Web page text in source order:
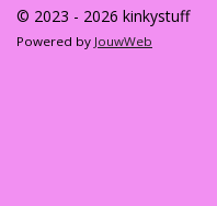
© 2023 - 2026 kinkystuff
Powered by JouwWeb